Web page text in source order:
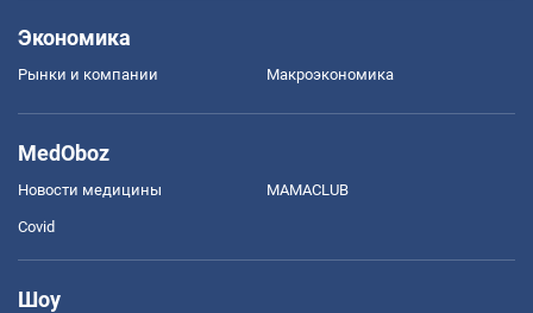
Экономика
Рынки и компании Mакроэкономика
MedOboz
Новости медицины MAMACLUB
Covid
Шоу